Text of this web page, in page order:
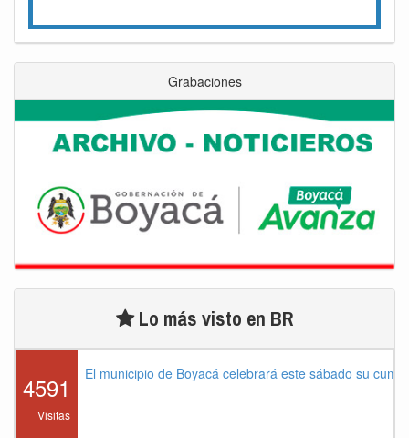
Grabaciones
Lo más visto en BR
4591
Visitas
El municipio de Boyacá celebrará este sábado su